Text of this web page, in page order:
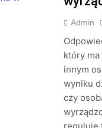
Admin
który
innym
wyniku
czy